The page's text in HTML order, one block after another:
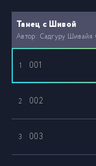
Танец с Шивой
Автор: Садгуру Шивайя
1 001
2 002
3 003